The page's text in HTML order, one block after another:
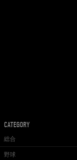
CATEGORY
総合
野球